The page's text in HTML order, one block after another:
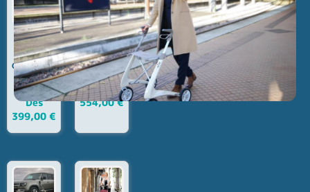
Rollator
Let’s Go
Out : léger,
pliable et
élégant
Dès
399,00 €
Rollator
Rollz Flex :
Avec sac de
courses
intégré
554,00€